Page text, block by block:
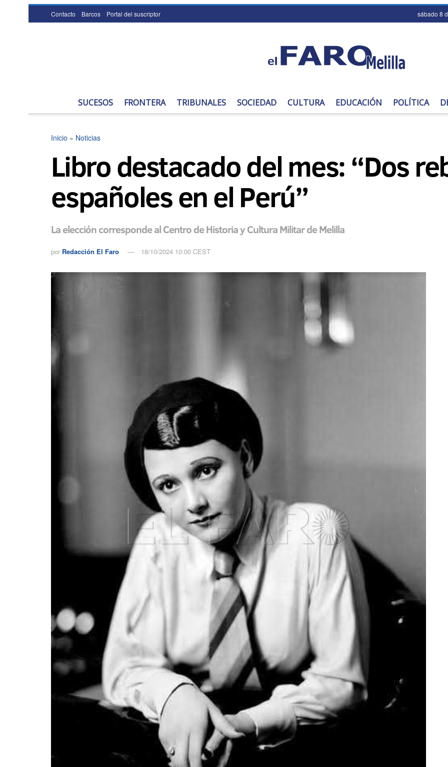
Contacto Barcos Portal del suscriptor sábado 8
SUCESOS FRONTERA TRIBUNALES SOCIEDAD CULTURA EDUCACIÓN POLÍTICA
Inicio » Noticias
Libro destacado del mes: “Dos
españoles en el Perú”
La elección corresponde al Centro de Historia y Cultura Militar de Melilla
por Redacción El Faro 18/10/2024 10:00 CEST